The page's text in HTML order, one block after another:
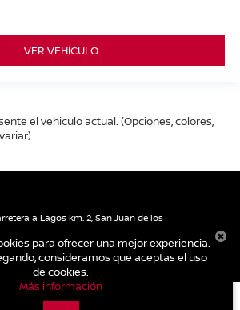
VER VEHÍCULO
el vehiculo actual. (Opciones, colores,
a Lagos km. 2, San Juan de los
del sitio
para ofrecer una mejor experiencia.
consideramos que aceptas el uso
de cookies.
Más información